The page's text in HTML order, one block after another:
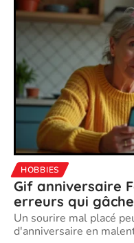
HOBBIES
Gif anniversaire
erreurs qui
Un sourire mal placé
d'anniversaire en